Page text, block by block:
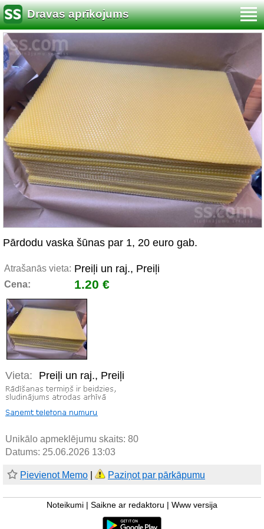
Dravas aprīkojums
Pārdodu vaska šūnas par 1, 20 euro gab.
Atrašanās vieta: Preiļi un raj., Preiļi
Cena: 1.20 €
Vieta: Preiļi un raj., Preiļi
Unikālo apmeklējumu skaits: 80
Datums: 25.06.2026 13:03
Pievienot Memo Paziņot par pārkāpumu
Noteikumi Saikne ar redaktoru Www versija